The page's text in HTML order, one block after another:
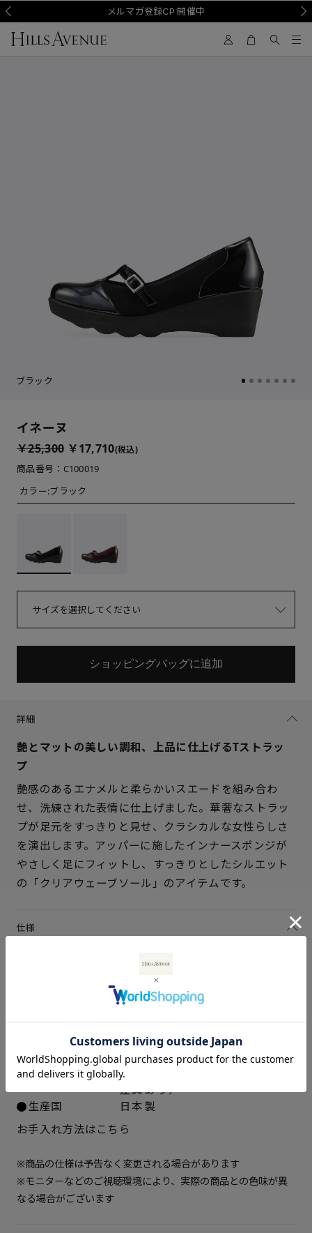
メルマガ登録CP 開催中
ブラック
イネーヌ
￥25,300 ￥17,710(税込)
商品番号：C100019
カラー:ブラック
サイズを選択してください
サイズを選択してください
22cm
× 在庫なし
× 在庫なし
24cm × 在庫なし
24.5cm × 在庫なし
ショッピングバッグに追加
詳細
艶とマットの美しい調和、上品に仕上げるTストラッ
プ
艶感のあるエナメルと柔らかいスエードを組み合わ
せ、洗練された表情に仕上げました。華奢なストラッ
プが足元をすっきりと見せ、クラシカルな女性らしさ
を演出します。アッパーに施したインナースポンジが
やさしく足にフィットし、すっきりとしたシルエット
の「クリアウェーブソール」のアイテムです。
仕様
ブラウン：ラム革スエード、キ
ップ革エナメル
中敷き
合成皮革
ソール素材
ポリウレタン
ヒールの高さ
約5.5cm
重さ（片足）
約255ｇ（サイズにより多少の
差異あり）
生産国
日本製
お手入れ方法はこちら
※商品の仕様は予告なく変更される場合があります
※モニターなどのご視聴環境により、実際の商品との色味が異
なる場合がございます